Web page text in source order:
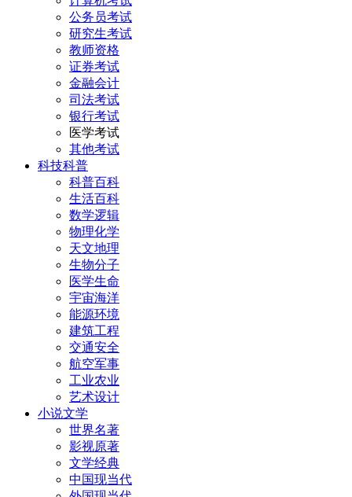
公务员考试
研究生考试
教师资格
证券考试
金融会计
司法考试
银行考试
医学考试
其他考试
科技科普
科普百科
生活百科
数学逻辑
物理化学
天文地理
生物分子
医学生命
宇宙海洋
能源环境
建筑工程
交通安全
航空军事
工业农业
艺术设计
小说文学
世界名著
影视原著
文学经典
中国现当代